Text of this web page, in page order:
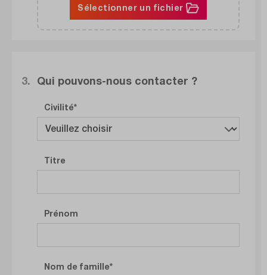
Sélectionner un fichier
Qui pouvons-nous contacter ?
3.
Civilité
Titre
Prénom
Nom de famille